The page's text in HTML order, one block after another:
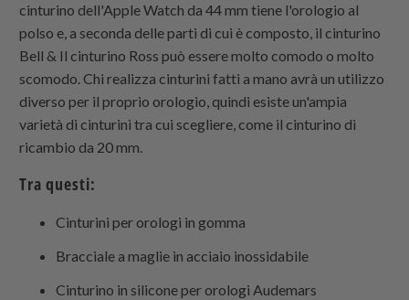
cinturino dell'Apple Watch da 44 mm tiene l'orologio al
polso e, a seconda delle parti di cui è composto, il cinturino
Bell & Il cinturino Ross può essere molto comodo o molto
scomodo. Chi realizza cinturini fatti a mano avrà un utilizzo
diverso per il proprio orologio, quindi esiste un'ampia
varietà di cinturini tra cui scegliere, come il cinturino di
ricambio da 20 mm.
Tra questi:
Cinturini per orologi in gomma
Bracciale a maglie in acciaio inossidabile
Cinturino in silicone per orologi Audemars